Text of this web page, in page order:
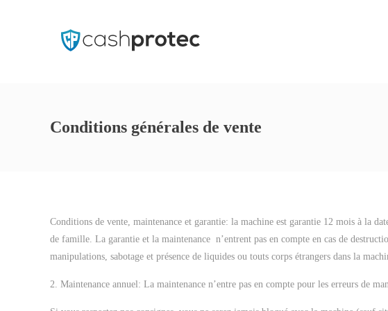
Conditions générales de vente
Conditions de vente, maintenance et garantie: la machine est garantie 12 mois à la
de famille. La garantie et la maintenance n’entrent pas en compte en cas de
manipulations, sabotage et présence de liquides ou touts corps étrangers dans la
2. Maintenance annuel: La maintenance n’entre pas en compte pour les erreurs de